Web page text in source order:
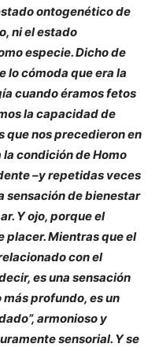
ontogenético de
ni el estado
especie. Dicho de
lo cómoda que era la
cuando éramos fetos
la capacidad de
que nos precedieron en
condición de Homo
–y repetidas veces
sensación de bienestar
Y ojo, porque el
placer. Mientras que el
con el
es una sensación
profundo, es un
armonioso y
sensorial. Y se